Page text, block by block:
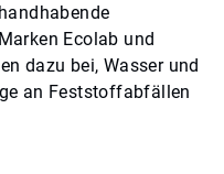
Ecolab und
dazu bei, Wasser und
an Feststoffabfällen